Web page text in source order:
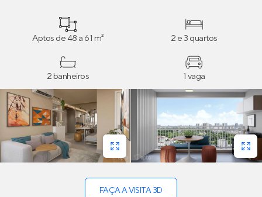
Aptos de 48 a 61 m² 2 e 3 quartos
2 banheiros 1 vaga
FAÇA A VISITA 3D